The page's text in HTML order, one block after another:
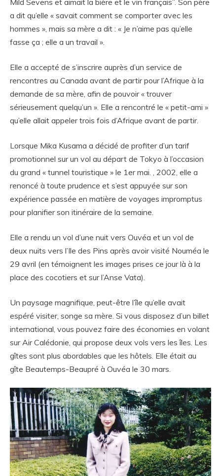
Mild Sevens et aimait la bière et le vin français”. Son père
a dit qu’elle « savait comment se comporter avec les
hommes », mais sa mère a dit : « Je n’aime pas qu’elle
fasse ça ; elle a un travail ».
Elle a accepté de s’inscrire auprès d’un service de
rencontres au Canada avant de partir pour l’Afrique à la
demande de sa mère, afin de pouvoir « trouver
sérieusement quelqu’un ». Elle a rencontré le « petit-ami »
qu’elle allait appeler trois fois d’Afrique avant de partir.
Lorsque Mika Kusama a décidé de profiter d’un tarif
promotionnel sur un vol au départ de Tokyo à l’occasion
du grand « tunnel touristique » le 1er mai. , 2002, elle a
renoncé à toute prudence et s’est appuyée sur son
expérience passée en matière de voyages impromptus
pour planifier son itinéraire de la semaine.
Elle a rendu un vol d’une nuit vers Ouvéa et un vol de
deux nuits vers l’Ile des Pins après avoir visité Nouméa le
29 avril (en témoignent les images prises ce jour là à la
place des cocotiers et sur l’Anse Vata).
Un paysage magnifique, peut-être l’île qu’elle avait
espéré visiter, songe sa mère. Si vous disposez d’un billet
international, vous pouvez faire des économies en volant
sur Air Calédonie, qui propose deux vols vers les îles. Les
gîtes sont plus abordables que les hôtels. Elle était au
gîte Beautemps-Beaupré à Ouvéa le 30 mars.